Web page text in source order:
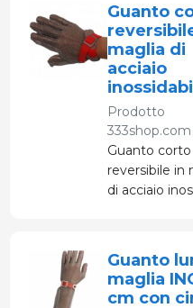
Guanto
maglia di
acciaio
Prodotto
Guanto corto
reversibile in
di acciaio
Guanto
maglia
cm con